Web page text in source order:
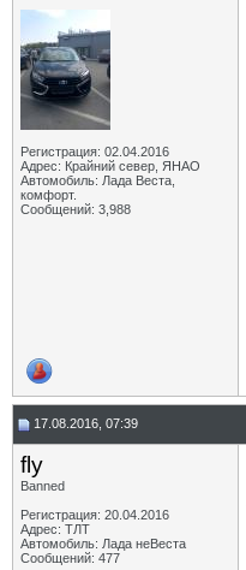
Регистрация: 02.04.2016
Адрес: Крайний север, ЯНАО
Автомобиль: Лада Веста,
комфорт.
Сообщений: 3,988
17.08.2016, 07:39
fly
Banned
Регистрация: 20.04.2016
Адрес: ТЛТ
Автомобиль: Лада неВеста
Сообщений: 477